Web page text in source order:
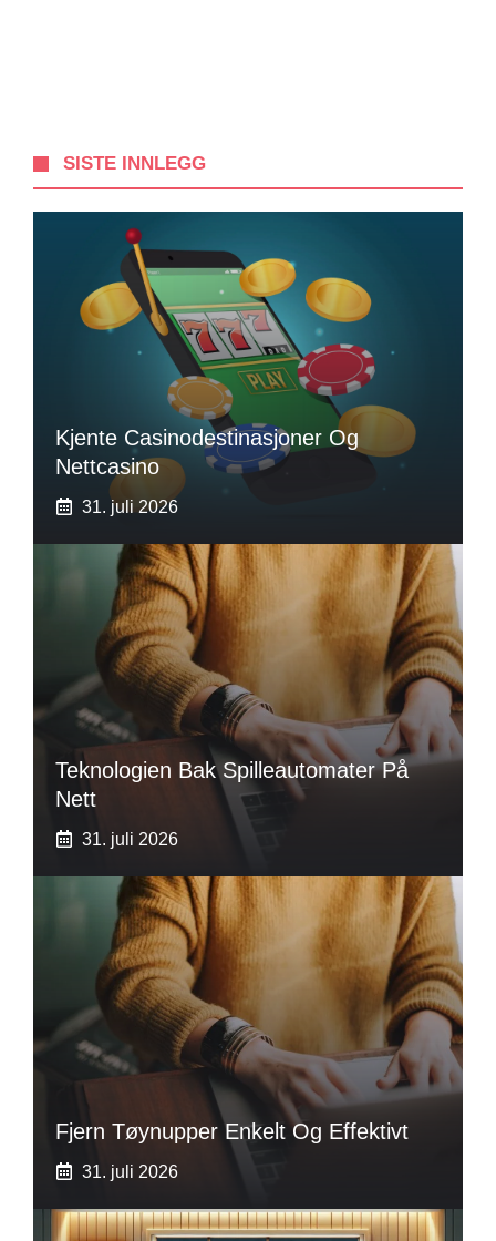
SISTE INNLEGG
Kjente Casinodestinasjoner Og
Nettcasino
31. juli 2026
Teknologien Bak Spilleautomater På
Nett
31. juli 2026
Fjern Tøynupper Enkelt Og Effektivt
31. juli 2026